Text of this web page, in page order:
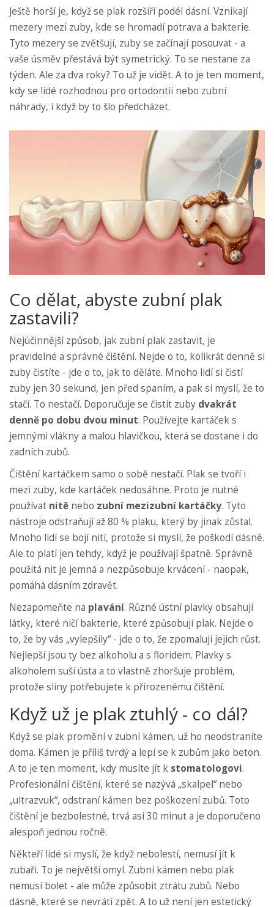
Ještě horší je, když se plak rozšíří podél dásní. Vznikají
mezery mezi zuby, kde se hromadí potrava a bakterie.
Tyto mezery se zvětšují, zuby se začínají posouvat - a
vaše úsměv přestává být symetrický. To se nestane za
týden. Ale za dva roky? To už je vidět. A to je ten moment,
kdy se lidé rozhodnou pro ortodontii nebo zubní
náhrady, i když by to šlo předcházet.
Co dělat, abyste zubní plak
zastavili?
Nejúčinnější způsob, jak zubní plak zastavit, je
pravidelné a správné čištění. Nejde o to, kolikrát denně si
zuby čistíte - jde o to, jak to děláte. Mnoho lidí si čistí
zuby jen 30 sekund, jen před spaním, a pak si myslí, že to
stačí. To nestačí. Doporučuje se čistit zuby dvakrát
denně po dobu dvou minut. Používejte kartáček s
jemnými vlákny a malou hlavičkou, která se dostane i do
zadních zubů.
Čištění kartáčkem samo o sobě nestačí. Plak se tvoří i
mezi zuby, kde kartáček nedosáhne. Proto je nutné
používat nitě nebo zubní mezizubní kartáčky. Tyto
nástroje odstraňují až 80 % plaku, který by jinak zůstal.
Mnoho lidí se bojí nití, protože si myslí, že poškodí dásně.
Ale to platí jen tehdy, když je používají špatně. Správně
použitá nit je jemná a nezpůsobuje krvácení - naopak,
pomáhá dásním zdravět.
Nezapomeňte na plavání. Různé ústní plavky obsahují
látky, které ničí bakterie, které způsobují plak. Nejde o
to, že by vás „vylepšily“ - jde o to, že zpomalují jejich růst.
Nejlepší jsou ty bez alkoholu a s floridem. Plavky s
alkoholem suší ústa a to vlastně zhoršuje problém,
protože sliny potřebujete k přirozenému čištění.
Když už je plak ztuhlý - co dál?
Když se plak promění v zubní kámen, už ho neodstraníte
doma. Kámen je příliš tvrdý a lepí se k zubům jako beton.
A to je ten moment, kdy musíte jít k stomatologovi.
Profesionální čištění, které se nazývá „skalpel“ nebo
„ultrazvuk“, odstraní kámen bez poškození zubů. Toto
čištění je bezbolestné, trvá asi 30 minut a je doporučeno
alespoň jednou ročně.
Někteří lidé si myslí, že když nebolestí, nemusí jít k
zubaři. To je největší omyl. Zubní kámen nebo plak
nemusí bolet - ale může způsobit ztrátu zubů. Nebo
dásně, které se nevrátí zpět. A to už není jen estetický